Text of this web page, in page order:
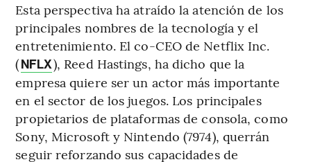
Esta perspectiva ha atraído la atención de los
principales nombres de la tecnología y el
entretenimiento. El co-CEO de Netflix Inc.
(NFLX), Reed Hastings, ha dicho que la
empresa quiere ser un actor más importante
en el sector de los juegos. Los principales
propietarios de plataformas de consola, como
Sony, Microsoft y Nintendo (7974), querrán
seguir reforzando sus capacidades de